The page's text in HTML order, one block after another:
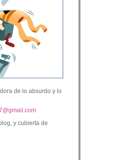
de lo absurdo y lo
y cubierta de